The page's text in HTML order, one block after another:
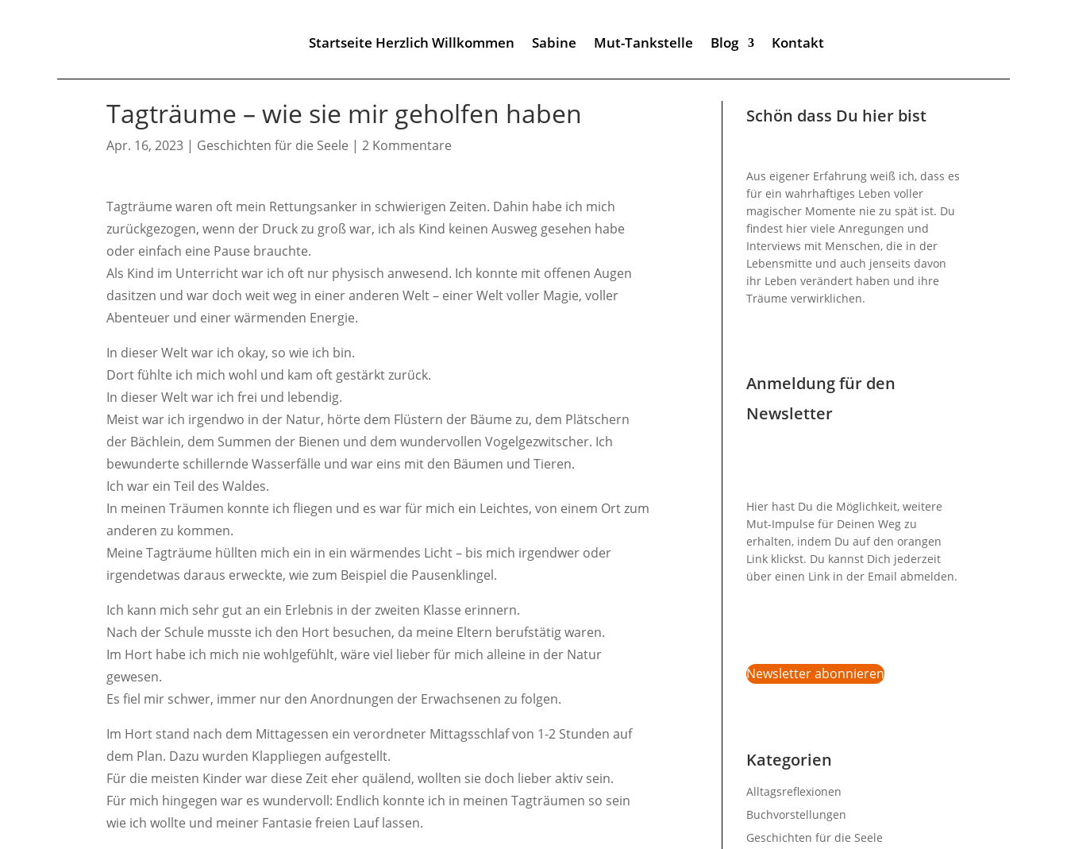
Startseite Herzlich Willkommen Sabine Mut-Tankstelle Blog Kontakt
Tagträume – wie sie mir geholfen haben
Apr. 16, 2023 | Geschichten für die Seele |2 Kommentare
Tagträume waren oft mein Rettungsanker in schwierigen Zeiten. Dahin habe ich mich
zurückgezogen, wenn der Druck zu groß war, ich als Kind keinen Ausweg gesehen habe
oder einfach eine Pause brauchte.
Als Kind im Unterricht war ich oft nur physisch anwesend. Ich konnte mit offenen Augen
dasitzen und war doch weit weg in einer anderen Welt – einer Welt voller Magie, voller
Abenteuer und einer wärmenden Energie.
In dieser Welt war ich okay, so wie ich bin.
Dort fühlte ich mich wohl und kam oft gestärkt zurück.
In dieser Welt war ich frei und lebendig.
Meist war ich irgendwo in der Natur, hörte dem Flüstern der Bäume zu, dem Plätschern
der Bächlein, dem Summen der Bienen und dem wundervollen Vogelgezwitscher. Ich
bewunderte schillernde Wasserfälle und war eins mit den Bäumen und Tieren.
Ich war ein Teil des Waldes.
In meinen Träumen konnte ich fliegen und es war für mich ein Leichtes, von einem Ort zum
anderen zu kommen.
Meine Tagträume hüllten mich ein in ein wärmendes Licht – bis mich irgendwer oder
irgendetwas daraus erweckte, wie zum Beispiel die Pausenklingel.
Ich kann mich sehr gut an ein Erlebnis in der zweiten Klasse erinnern.
Nach der Schule musste ich den Hort besuchen, da meine Eltern berufstätig waren.
Im Hort habe ich mich nie wohlgefühlt, wäre viel lieber für mich alleine in der Natur
gewesen.
Es fiel mir schwer, immer nur den Anordnungen der Erwachsenen zu folgen.
Im Hort stand nach dem Mittagessen ein verordneter Mittagsschlaf von 1-2 Stunden auf
dem Plan. Dazu wurden Klappliegen aufgestellt.
Für die meisten Kinder war diese Zeit eher quälend, wollten sie doch lieber aktiv sein.
Für mich hingegen war es wundervoll: Endlich konnte ich in meinen Tagträumen so sein
wie ich wollte und meiner Fantasie freien Lauf lassen.
Schön dass Du hier bist
Aus eigener Erfahrung weiß ich, dass es
für ein wahrhaftiges Leben voller
magischer Momente nie zu spät ist. Du
findest hier viele Anregungen und
Interviews mit Menschen, die in der
Lebensmitte und auch jenseits davon
ihr Leben verändert haben und ihre
Träume verwirklichen.
Anmeldung für den
Newsletter
Hier hast Du die Möglichkeit, weitere
Mut-Impulse für Deinen Weg zu
erhalten, indem Du auf den orangen
Link klickst. Du kannst Dich jederzeit
über einen Link in der Email abmelden.
Newsletter abonnieren
Kategorien
Alltagsreflexionen
Buchvorstellungen
Geschichten für die Seele